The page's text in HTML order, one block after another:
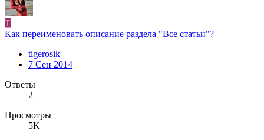
T
Как переименовать описание раздела "Все статьи"?
tigerosik
7 Сен 2014
Ответы
2
Просмотры
5K